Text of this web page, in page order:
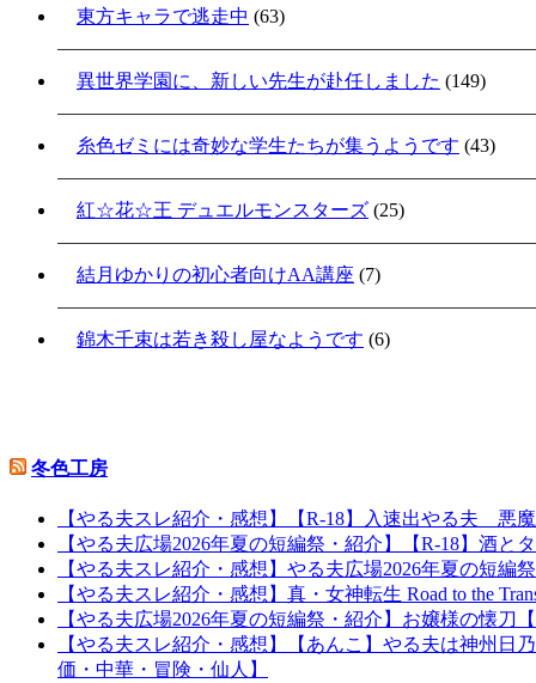
東方キャラで逃走中 (63)
異世界学園に、新しい先生が赴任しました (149)
糸色ゼミには奇妙な学生たちが集うようです (43)
紅☆花☆王 デュエルモンスターズ (25)
結月ゆかりの初心者向けAA講座 (7)
錦木千束は若き殺し屋なようです (6)
冬色工房
【やる夫スレ紹介・感想】【R-18】入速出やる夫 悪
【やる夫広場2026年夏の短編祭・紹介】【R-18】酒
【やる夫スレ紹介・感想】やる夫広場2026年夏の短
【やる夫スレ紹介・感想】真・女神転生 Road to the
【やる夫広場2026年夏の短編祭・紹介】お嬢様の懐
【やる夫スレ紹介・感想】【あんこ】やる夫は神州
価・中華・冒険・仙人】